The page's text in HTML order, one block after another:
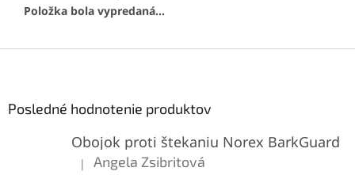
Položka bola vypredaná…
Posledné hodnotenie produktov
Obojok proti štekaniu Norex BarkGuard
Hodnotenie produktu je 5 z 5 hviezdičiek.
| Angela Zsibritová